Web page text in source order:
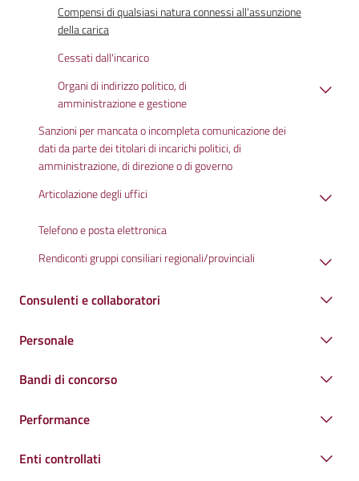
Compensi di qualsiasi natura connessi all'assunzione
della carica
Cessati dall'incarico
Organi di indirizzo politico, di
amministrazione e gestione
Sanzioni per mancata o incompleta comunicazione dei
dati da parte dei titolari di incarichi politici, di
amministrazione, di direzione o di governo
Articolazione degli uffici
Telefono e posta elettronica
Rendiconti gruppi consiliari regionali/provinciali
Consulenti e collaboratori
Personale
Bandi di concorso
Performance
Enti controllati